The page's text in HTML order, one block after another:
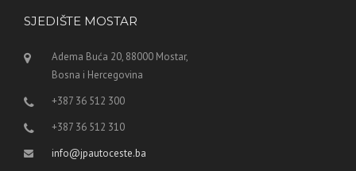
SJEDIŠTE MOSTAR
Adema Buća 20, 88000 Mostar,
Bosna i Hercegovina
+387 36 512 300
+387 36 512 310
info@jpautoceste.ba